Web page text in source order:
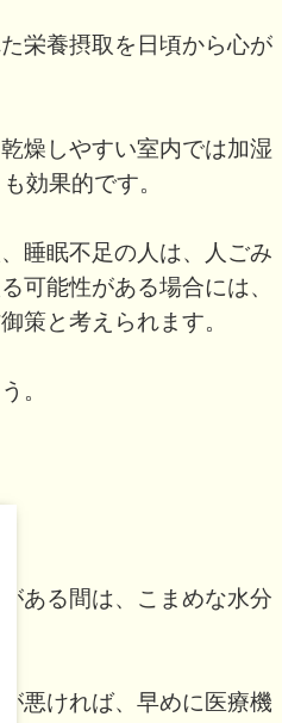
栄養摂取を日頃から心が
燥しやすい室内では加湿
効果的です。
睡眠不足の人は、人ごみ
可能性がある場合には、
策と考えられます。
。
ある間は、こまめな水分
悪ければ、早めに医療機